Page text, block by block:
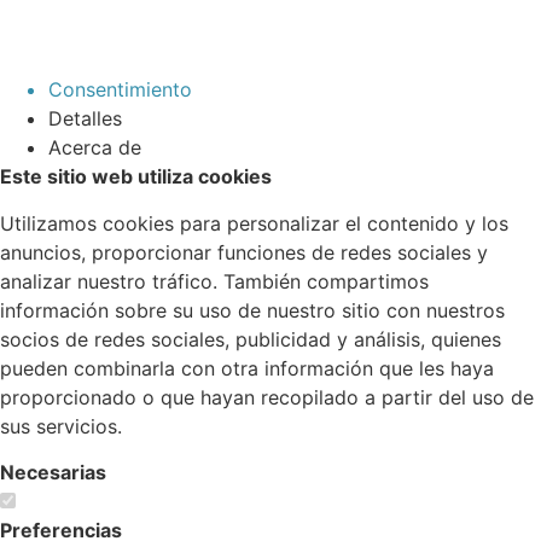
Consentimiento
Detalles
Acerca de
Este sitio web utiliza cookies
Utilizamos cookies para personalizar el contenido y los
anuncios, proporcionar funciones de redes sociales y
analizar nuestro tráfico. También compartimos
información sobre su uso de nuestro sitio con nuestros
socios de redes sociales, publicidad y análisis, quienes
pueden combinarla con otra información que les haya
proporcionado o que hayan recopilado a partir del uso de
sus servicios.
Necesarias
Preferencias